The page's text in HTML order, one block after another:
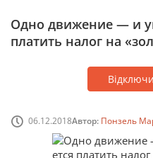
Одно движение — и
платить налог на
06.12.2018Автор: Понзель